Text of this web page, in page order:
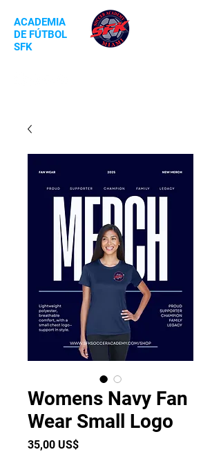
ACADEMIA
DE FÚTBOL
SFK
Womens Navy Fan
Wear Small Logo
35,00 US$Precio